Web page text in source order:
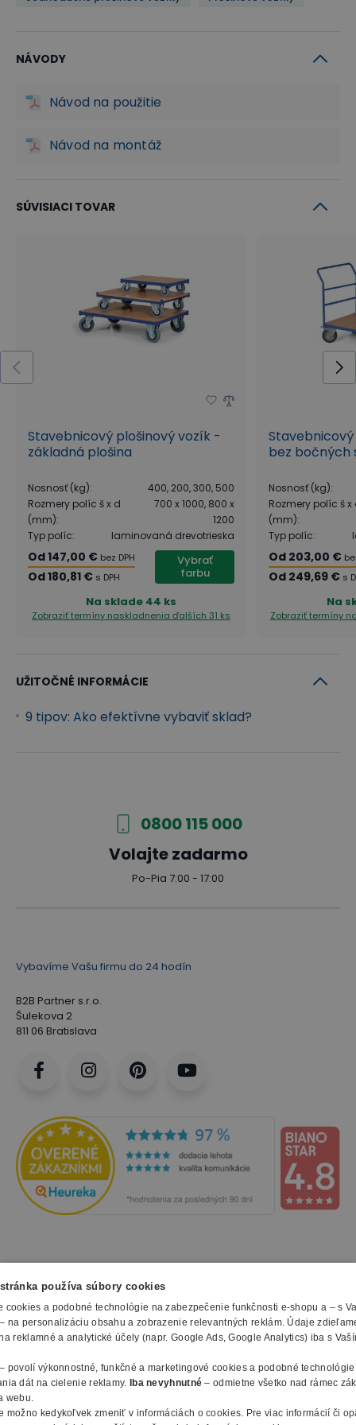
NÁVODY
Návod na použitie
Návod na montáž
SÚVISIACI TOVAR
Stavebnicový plošinový vozík -
základná plošina
Nosnosť (kg):
400, 200, 300, 500
Rozmery políc š x d
(mm):
700 x 1000, 800 x
1200
Typ políc: laminovaná drevotrieska
Od147,00 € bez DPH
Od180,81 € s DPH
Vybrať
farbu
Na sklade 44 ks
Zobraziť termíny naskladnenia ďalších 31 ks
bez bočných
Nosnosť (kg):
Rozmery políc š x
(mm):
Typ políc:
Od 203,00 €
Od 249,69 € s
Na
Zobraziť termíny
UŽITOČNÉ INFORMÁCIE
9 tipov: Ako efektívne vybaviť sklad?
0800 115 000
Volajte zadarmo
Po-Pia 7:00 - 17:00
Vybavíme Vašu firmu do 24 hodín
B2B Partner s.r.o.
Šulekova 2
811 06 Bratislava
NAKUPOVANIE
Všetko o nákupe
Obchodné podmienky
Spôsoby platby
Záruky, servis a reklamácie
Ochrana osobných údajov
SLUŽBY
Reklamačný formulár
E-procurement
Vlastná výroba nábytku
O FIRME
O nás
Kontakty
používa súbory cookies
cookies a podobné technológie na zabezpečenie funkčnosti e-shopu a – s
na personalizáciu obsahu a zobrazenie relevantných reklám. Údaje
reklamné a analytické účely (napr. Google Ads, Google Analytics) iba s
povolí výkonnostné, funkčné a marketingové cookies a podobné
dát na cielenie reklamy.
Iba nevyhnutné – odmietne všetko nad rámec
webu.
možno kedykoľvek zmeniť v informáciách o cookies. Pre viac informácií či